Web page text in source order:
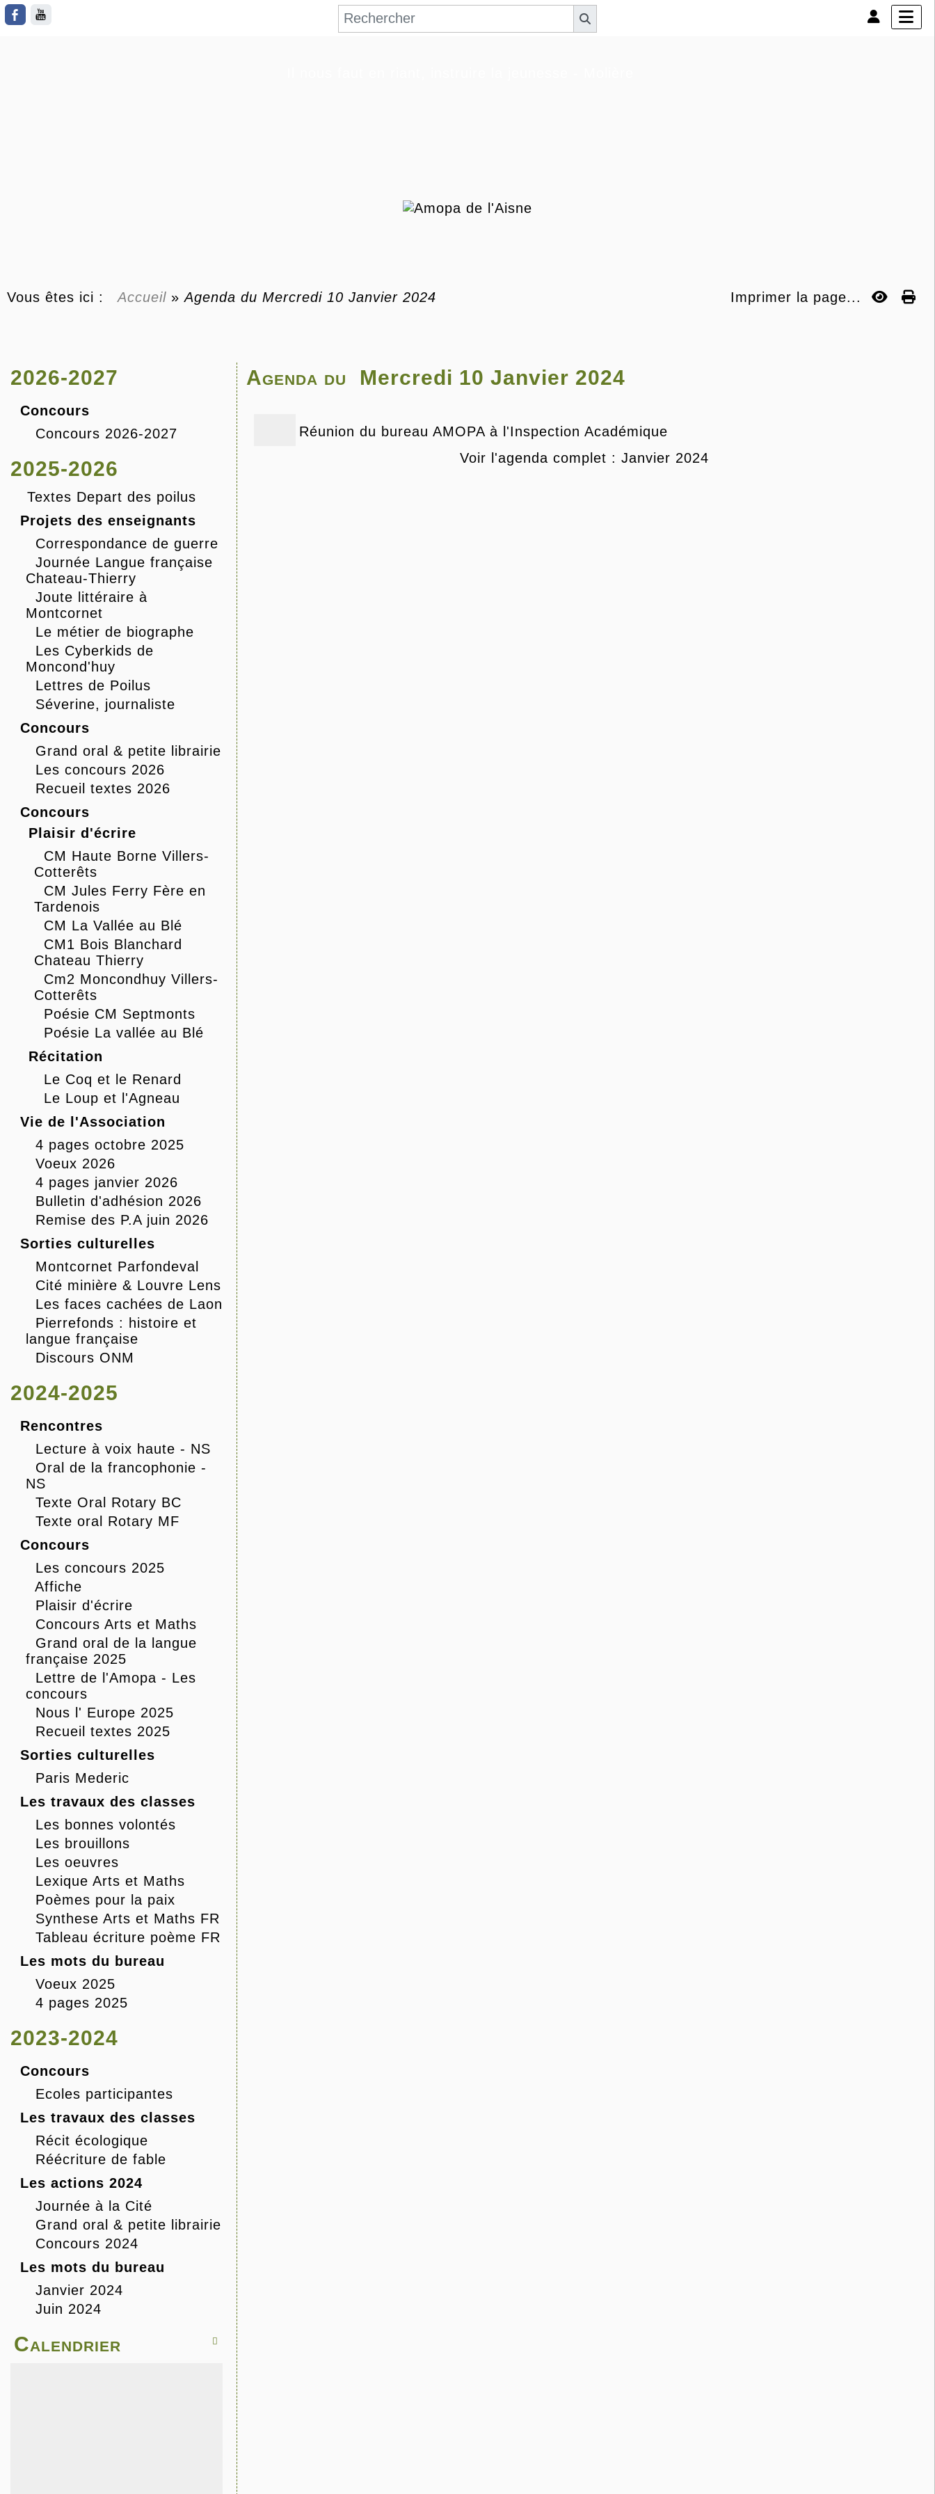
Vous êtes ici : Accueil »Agenda du Mercredi 10 Janvier 2024 Imprimer la page...
2026-2027
Concours
Concours 2026-2027
2025-2026
Textes Depart des poilus
Projets des enseignants
Correspondance de guerre
Journée Langue française
Chateau-Thierry
Joute littéraire à
Montcornet
Le métier de biographe
Les Cyberkids de
Moncond'huy
Lettres de Poilus
Séverine, journaliste
Concours
Grand oral & petite librairie
Les concours 2026
Recueil textes 2026
Concours
Plaisir d'écrire
CM Haute Borne Villers-
Cotterêts
CM Jules Ferry Fère en
Tardenois
CM La Vallée au Blé
CM1 Bois Blanchard
Chateau Thierry
Cm2 Moncondhuy Villers-
Cotterêts
Poésie CM Septmonts
Poésie La vallée au Blé
Récitation
Le Coq et le Renard
Le Loup et l'Agneau
Vie de l'Association
4 pages octobre 2025
Voeux 2026
4 pages janvier 2026
Bulletin d'adhésion 2026
Remise des P.A juin 2026
Sorties culturelles
Montcornet Parfondeval
Cité minière & Louvre Lens
Les faces cachées de Laon
Pierrefonds : histoire et
langue française
Discours ONM
2024-2025
Rencontres
Lecture à voix haute - NS
Oral de la francophonie -
NS
Texte Oral Rotary BC
Texte oral Rotary MF
Concours
Les concours 2025
Affiche
Plaisir d'écrire
Concours Arts et Maths
Grand oral de la langue
française 2025
Lettre de l'Amopa - Les
concours
Nous l' Europe 2025
Recueil textes 2025
Sorties culturelles
Paris Mederic
Les travaux des classes
Les bonnes volontés
Les brouillons
Les oeuvres
Lexique Arts et Maths
Poèmes pour la paix
Synthese Arts et Maths FR
Tableau écriture poème FR
Les mots du bureau
Voeux 2025
4 pages 2025
2023-2024
Concours
Ecoles participantes
Les travaux des classes
Récit écologique
Réécriture de fable
Les actions 2024
Journée à la Cité
Grand oral & petite librairie
Concours 2024
Les mots du bureau
Janvier 2024
Juin 2024

Calendrier
Agenda du Mercredi 10 Janvier 2024
Réunion du bureau AMOPA à l'Inspection Académique
Voir l'agenda complet : Janvier 2024